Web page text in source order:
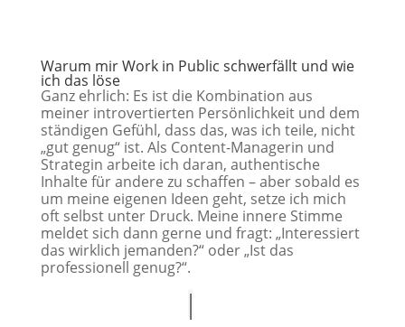
Warum mir Work in Public schwerfällt und wie
ich das löse
Ganz ehrlich: Es ist die Kombination aus
meiner introvertierten Persönlichkeit und dem
ständigen Gefühl, dass das, was ich teile, nicht
„gut genug“ ist. Als Content-Managerin und
Strategin arbeite ich daran, authentische
Inhalte für andere zu schaffen – aber sobald es
um meine eigenen Ideen geht, setze ich mich
oft selbst unter Druck. Meine innere Stimme
meldet sich dann gerne und fragt: „Interessiert
das wirklich jemanden?“ oder „Ist das
professionell genug?“.